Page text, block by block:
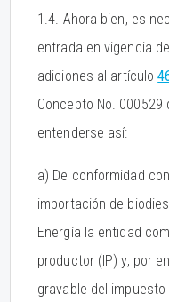
1.4. Ahora bien, es
entrada en vigencia
adiciones al artículo
Concepto No.
entenderse así:
a) De conformidad
importación de
Energía la entidad
productor (IP) y, por
gravable del